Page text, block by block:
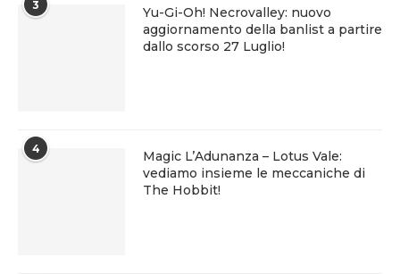
3
Yu-Gi-Oh! Necrovalley: nuovo
aggiornamento della banlist a partire
dallo scorso 27 Luglio!
4
Magic L’Adunanza – Lotus Vale:
vediamo insieme le meccaniche di
The Hobbit!